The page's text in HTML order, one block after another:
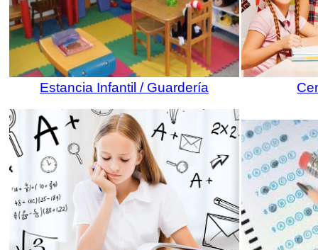
Estancia Infantil / Guardería